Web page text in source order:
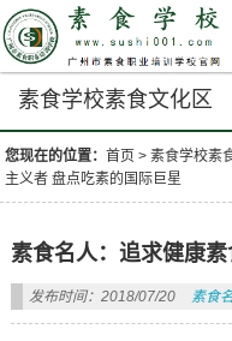
素食学校素食文化区
您现在的位置：首页 >素食学校素
主义者 盘点吃素的国际巨星
素食名人：追求健康
发布时间：2018/07/20 素食